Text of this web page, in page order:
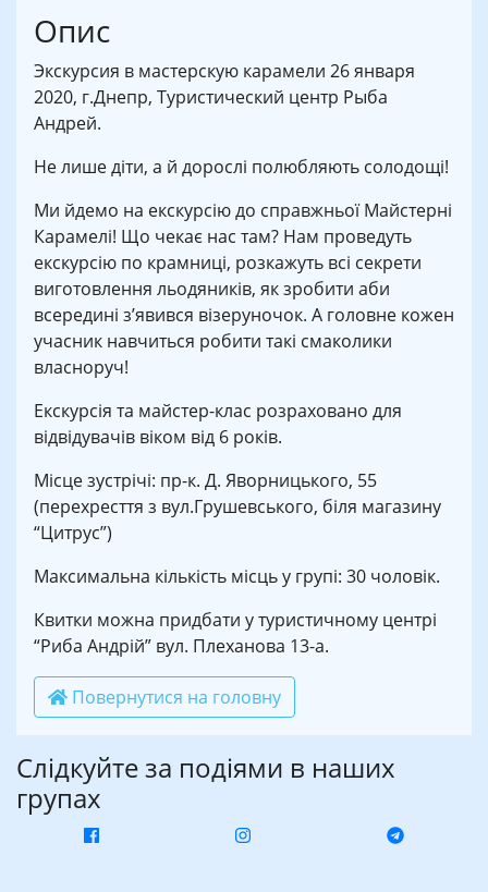
Опис
Экскурсия в мастерскую карамели 26 января
2020, г.Днепр, Туристический центр Рыба
Андрей.
Не лише діти, а й дорослі полюбляють солодощі!
Ми йдемо на екскурсію до справжньої Майстерні
Карамелі! Що чекає нас там? Нам проведуть
екскурсію по крамниці, розкажуть всі секрети
виготовлення льодяників, як зробити аби
всередині з’явився візеруночок. А головне кожен
учасник навчиться робити такі смаколики
власноруч!
Екскурсія та майстер-клас розраховано для
відвідувачів віком від 6 років.
Місце зустрічі: пр-к. Д. Яворницького, 55
(перехресття з вул.Грушевського, біля магазину
“Цитрус”)
Максимальна кількість місць у групі: 30 чоловік.
Квитки можна придбати у туристичному центрі
“Риба Андрій” вул. Плеханова 13-а.
Повернутися на головну
Слідкуйте за подіями в наших
групах